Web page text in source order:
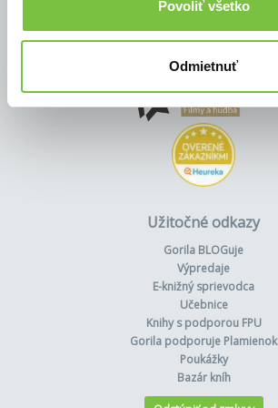
Povoliť všetko
Odmietnuť
Užitočné odkazy
Gorila BLOGuje
Výpredaje
E-knižný sprievodca
Učebnice
Knihy s podporou FPU
Gorila podporuje Plamienok
Poukážky
Bazár kníh